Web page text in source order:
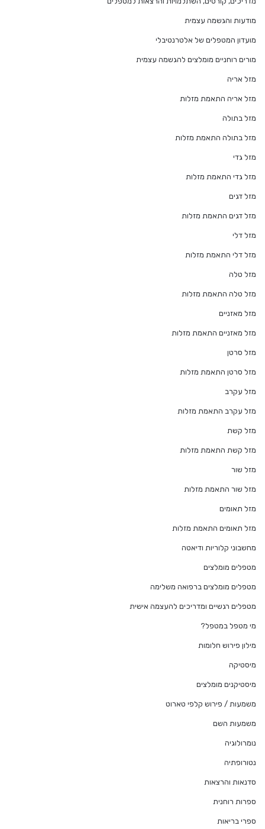
מודעות והגשמה עצמית
מועדון המטפלים של אלטרנטיבלי
מורים רוחניים מומלצים להגשמה עצמית
מזל אריה
מזל אריה התאמת מזלות
מזל בתולה
מזל בתולה התאמת מזלות
מזל גדי
מזל גדי התאמת מזלות
מזל דגים
מזל דגים התאמת מזלות
מזל דלי
מזל דלי התאמת מזלות
מזל טלה
מזל טלה התאמת מזלות
מזל מאזניים
מזל מאזניים התאמת מזלות
מזל סרטן
מזל סרטן התאמת מזלות
מזל עקרב
מזל עקרב התאמת מזלות
מזל קשת
מזל קשת התאמת מזלות
מזל שור
מזל שור התאמת מזלות
מזל תאומים
מזל תאומים התאמת מזלות
מחשבוני קלוריות ודיאטה
מטפלים מומלצים
מטפלים מומלצים ברפואה משלימה
מטפלים רגשיים ומדריכים להעצמה אישית
מי מטפל במטפל?
מילון פירוש חלומות
מיסטיקה
מיסטיקנים מומלצים
משמעות / פירוש קלפי טארוט
משמעות השם
נומרולוגיה
נטורופתיה
סדנאות והרצאות
ספרות רוחנית
ספרי בריאות